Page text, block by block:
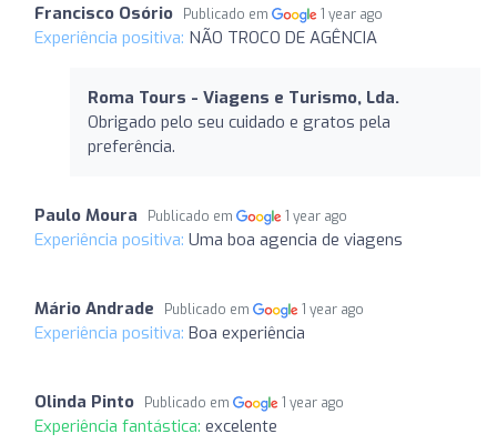
Francisco Osório Publicado em 1 year ago
Experiência positiva: NÃO TROCO DE AGÊNCIA
Roma Tours - Viagens e Turismo, Lda.
Obrigado pelo seu cuidado e gratos pela
preferência.
Paulo Moura Publicado em 1 year ago
Experiência positiva: Uma boa agencia de viagens
Mário Andrade Publicado em 1 year ago
Experiência positiva: Boa experiência
Olinda Pinto Publicado em 1 year ago
Experiência fantástica: excelente